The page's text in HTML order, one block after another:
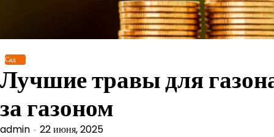
содержимому
Сад
Лучшие травы для
за газоном
admin
22 июня, 2025